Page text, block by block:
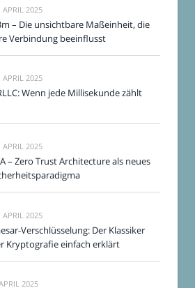
APRIL 2025
– Die unsichtbare Maßeinheit, die
Verbindung beeinflusst
APRIL 2025
Wenn jede Millisekunde zählt
APRIL 2025
– Zero Trust Architecture als neues
APRIL 2025
Verschlüsselung: Der Klassiker
Kryptografie einfach erklärt
2025